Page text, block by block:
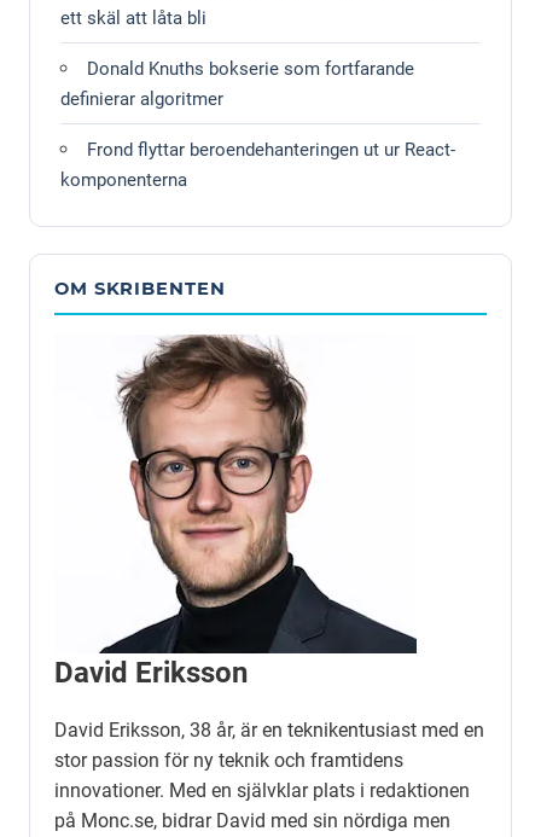
ett skäl att låta bli
Donald Knuths bokserie som fortfarande
definierar algoritmer
Frond flyttar beroendehanteringen ut ur React-
komponenterna
OM SKRIBENTEN
David Eriksson
David Eriksson, 38 år, är en teknikentusiast med en
stor passion för ny teknik och framtidens
innovationer. Med en självklar plats i redaktionen
på Monc.se, bidrar David med sin nördiga men